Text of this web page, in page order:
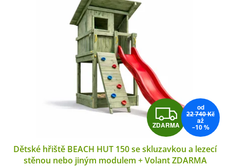
Z
D
A
ZDARMA
od
22 740 Kč
až
–10 %
Dětské hřiště BEACH HUT 150 se skluzavkou a lezecí
stěnou nebo jiným modulem + Volant ZDARMA